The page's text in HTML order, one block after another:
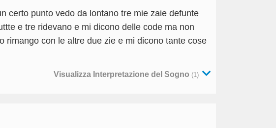
certo punto vedo da lontano tre mie zaie defunte
e tre ridevano e mi dicono delle code ma non
rimango con le altre due zie e mi dicono tante cose
Visualizza Interpretazione del Sogno (1)